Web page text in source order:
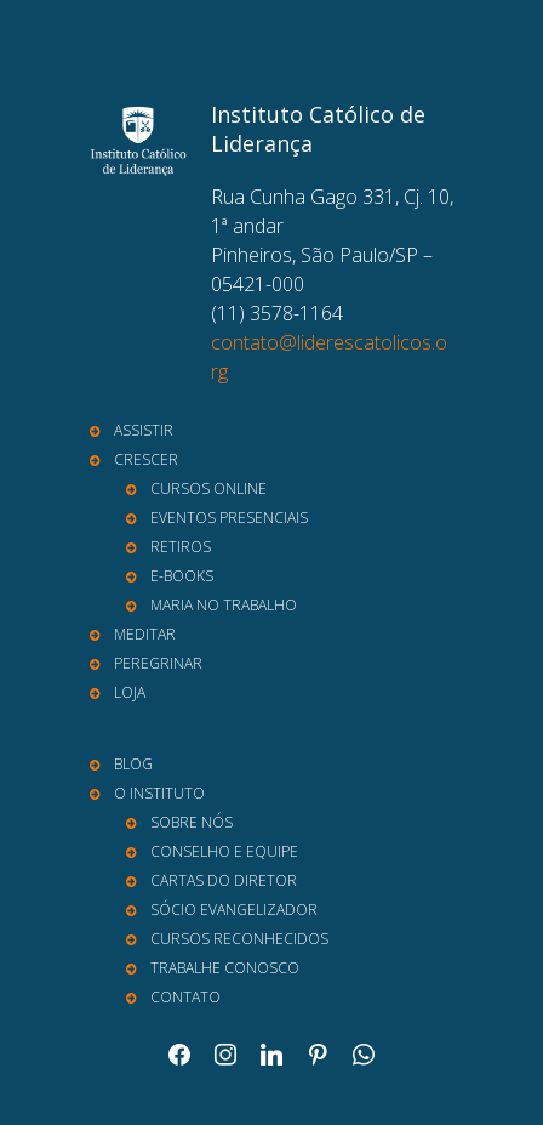
Instituto Católico de
Liderança
Rua Cunha Gago 331, Cj. 10,
1ª andar
Pinheiros, São Paulo/SP –
05421-000
(11) 3578-1164
contato@liderescatolicos.o
rg
ASSISTIR
CRESCER
CURSOS ONLINE
EVENTOS PRESENCIAIS
RETIROS
E-BOOKS
MARIA NO TRABALHO
MEDITAR
PEREGRINAR
LOJA
BLOG
O INSTITUTO
SOBRE NÓS
CONSELHO E EQUIPE
CARTAS DO DIRETOR
SÓCIO EVANGELIZADOR
CURSOS RECONHECIDOS
TRABALHE CONOSCO
CONTATO
facebookinstagramlinkedinpinterestwhatsapp